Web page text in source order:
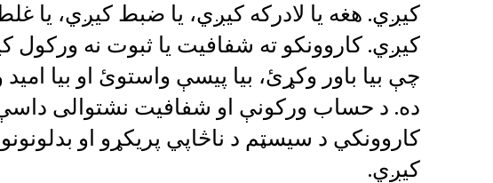
کیږي. هغه یا لادرکه کیږي، یا ضبط کیږي، یا
کیږي. کاروونکو ته شفافیت یا ثبوت نه ورکول
چې بیا باور وکړئ، بیا پیسې واستوئ او بیا
ده. د حساب ورکونې او شفافیت نشتوالی داسې
کاروونکي د سیسټم د ناڅاپي پریکړو او
کیږي.